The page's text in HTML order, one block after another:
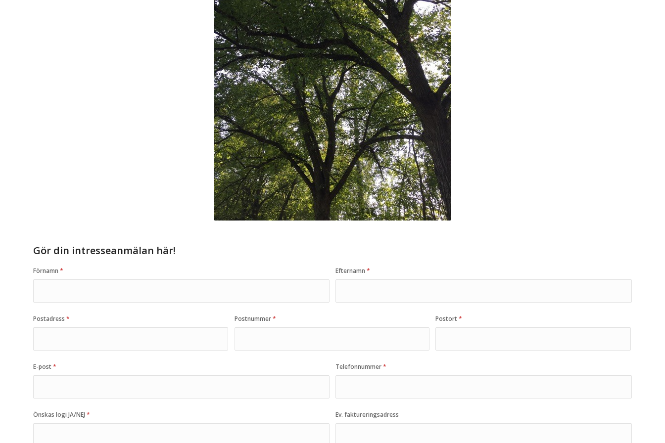
Gör din intresseanmälan här!
Förnamn * Efternamn*
Postadress * Postnummer* Postort*
E-post* Telefonnummer*
Önskas logi JA/NEJ * Ev. faktureringsadress